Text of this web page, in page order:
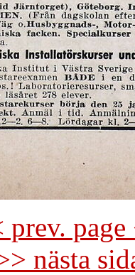
prev.
nästa